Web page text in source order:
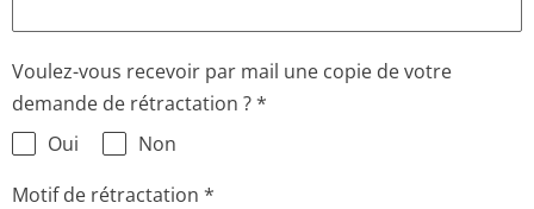
Voulez-vous recevoir par mail une copie de votre
demande de rétractation ?*
Oui
Non
Motif de rétractation *